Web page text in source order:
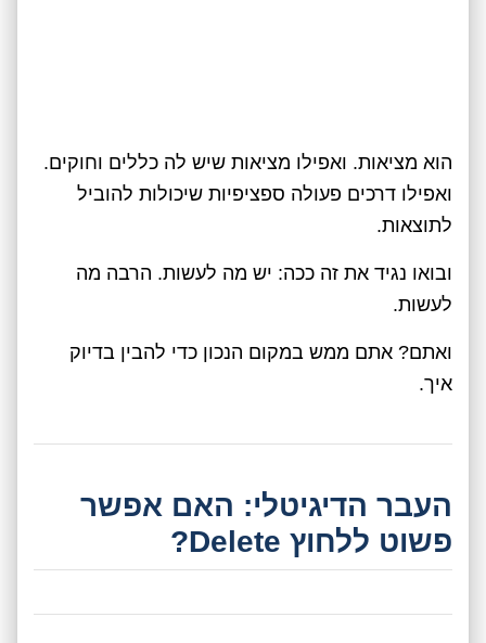
הוא מציאות. ואפילו מציאות שיש לה כללים וחוקים.
ואפילו דרכים פעולה ספציפיות שיכולות להוביל
לתוצאות.
ובואו נגיד את זה ככה: יש מה לעשות. הרבה מה
לעשות.
ואתם? אתם ממש במקום הנכון כדי להבין בדיוק
איך.
העבר הדיגיטלי: האם אפשר
פשוט ללחוץ Delete?